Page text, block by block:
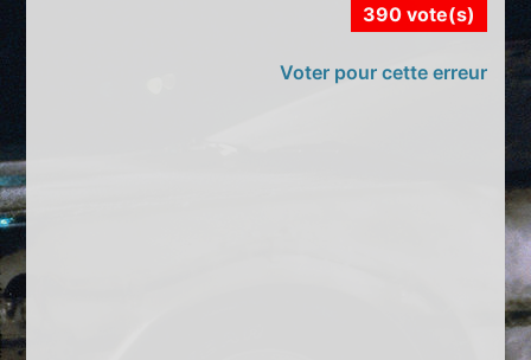
390 vote(s)
Voter pour cette erreur